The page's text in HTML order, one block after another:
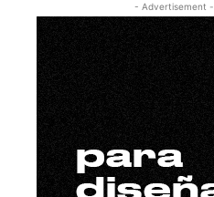
- Advertisement -